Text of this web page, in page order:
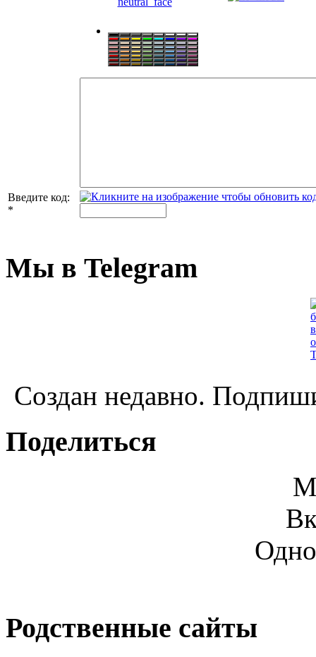
Введите код:
*
Мы в Telegram
Создан недавно.
Поделиться
Родственные сайты